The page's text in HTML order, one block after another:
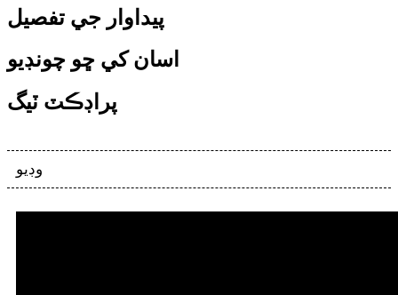
پيداوار جي تفصيل
اسان کي ڇو چونڊيو
پراڊڪٽ ٽيگ
وڊيو